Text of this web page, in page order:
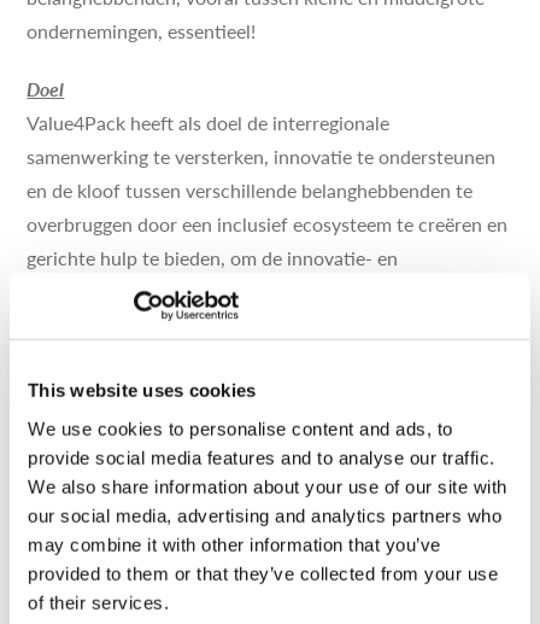
This website uses cookies
We use cookies to personalise content and ads, to
provide social media features and to analyse our traffic.
We also share information about your use of our site with
our social media, advertising and analytics partners who
may combine it with other information that you’ve
provided to them or that they’ve collected from your use
of their services.
ondernemingen, essentieel!
Doel
Value4Pack heeft als doel de interregionale
samenwerking te versterken, innovatie te ondersteunen
en de kloof tussen verschillende belanghebbenden te
overbruggen door een inclusief ecosysteem te creëren en
gerichte hulp te bieden, om de innovatie- en
investeringscapaciteit in de Europese waardeketen voor
voedselverpakkingen te vergroten. Value4Pack is een
voortkomend uit hetEuropese S3 Partnership Food
Packaging.
Collaboration is key
Door interregionale samenwerking te faciliteren, zal
Value4Pack de capaciteit vergroten voor bedrijven in de
voedselverpakkingswaardeketen om deel te nemen aan